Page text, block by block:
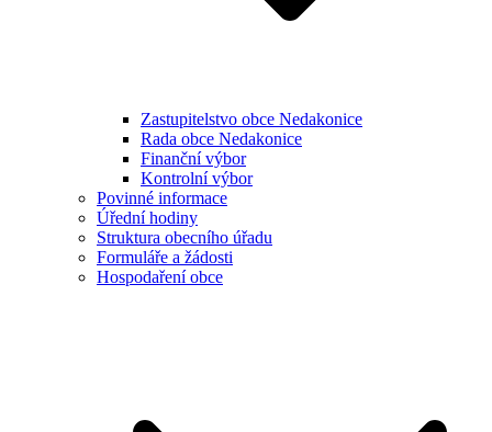
Zastupitelstvo obce Nedakonice
Rada obce Nedakonice
Finanční výbor
Kontrolní výbor
Povinné informace
Úřední hodiny
Struktura obecního úřadu
Formuláře a žádosti
Hospodaření obce